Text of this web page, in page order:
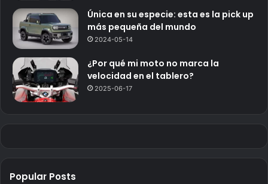
Única en su especie: esta es la pick up
más pequeña del mundo
2024-05-14
¿Por qué mi moto no marca la
velocidad en el tablero?
2025-06-17
Popular Posts